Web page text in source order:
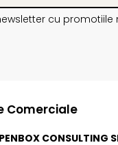
cu promotiile
Comerciale
CONSULTING